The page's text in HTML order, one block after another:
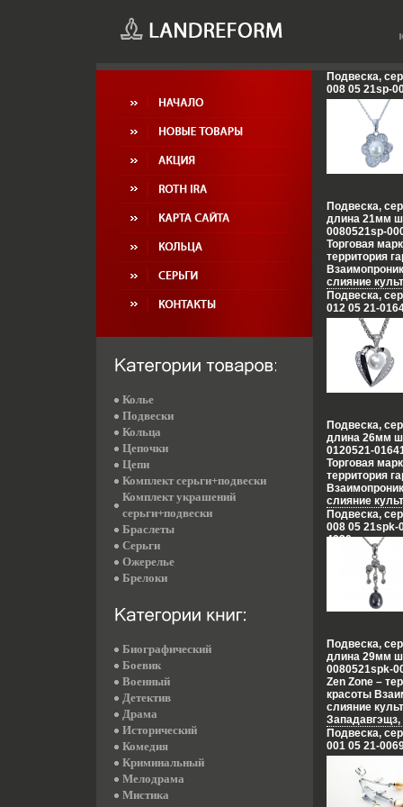
Подвеска,
008 05 21sp-
Подвеска,
длина 21мм
0080521sp-
Торговая
территория
слияние
сочетание
неонового
роскошь
романтика
лазурных
моды и
это
изменили
создания
украшающих
Zone дарят
избранных –
создавать
приобретая
настроения и
успехе.
Подвеска,
012 05 21-
Подвеска,
длина 26мм
0120521-
Торговая
территория
слияние
сочетание
неонового
роскошь
романтика
лазурных
моды и
это
изменили
создания
украшающих
Zone дарят
избранных –
создавать
приобретая
настроения и
успехе.
Подвеска,
008 05 21spk-
4930w.
Подвеска,
длина 29мм
0080521spk-
Zen Zone –
красоты
слияние
Западавгэщз,
неонового
французских
роскошь
романтика
лазурных
Подвеска,
001 05 21-
Колье
Подвески
Кольца
Цепочки
Цепи
Комплект серьги+подвески
Комплект украшений
серьги+подвески
Браслеты
Серьги
Ожерелье
Брелоки
Биографический
Боевик
Военный
Детектив
Драма
Исторический
Комедия
Криминальный
Мелодрама
Мистика